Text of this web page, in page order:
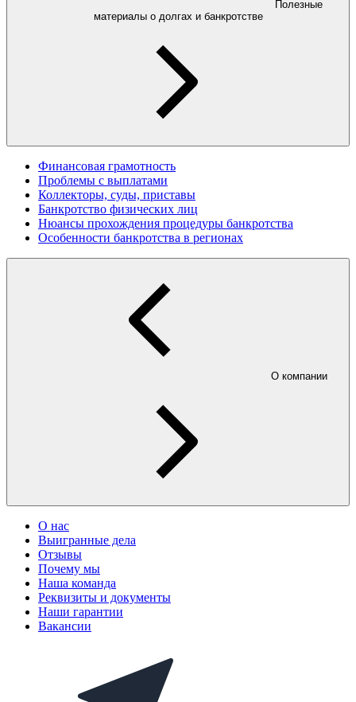
Полезные
материалы о долгах и банкротстве
Финансовая грамотность
Проблемы с выплатами
Коллекторы, суды, приставы
Банкротство физических лиц
Нюансы прохождения процедуры банкротства
Особенности банкротства в регионах
О компании
О нас
Выигранные дела
Отзывы
Почему мы
Наша команда
Реквизиты и документы
Наши гарантии
Вакансии